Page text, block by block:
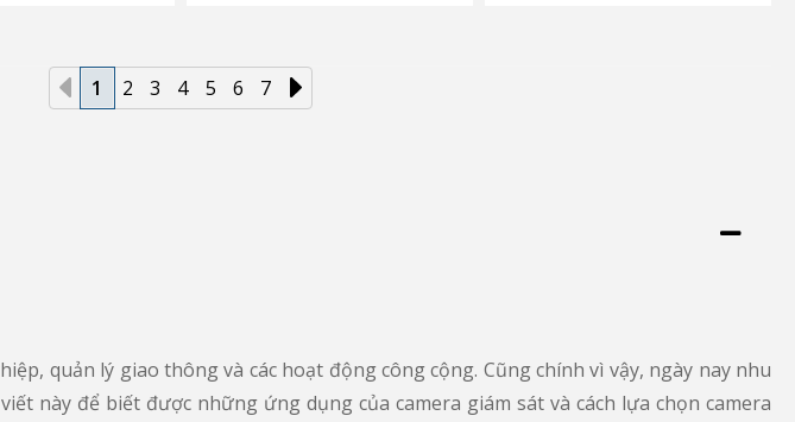
1 2 3 4 5 6 7
quản lý giao thông và các hoạt động công cộng. Cũng chính vì vậy, ngày nay nhu
này để biết được những ứng dụng của camera giám sát và cách lựa chọn camera